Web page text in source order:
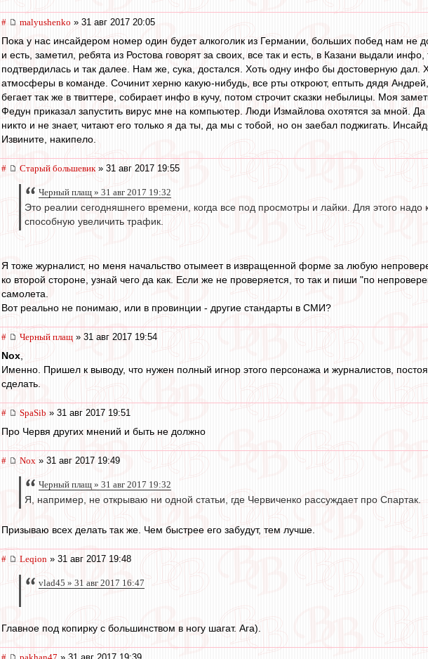
# malyushenko » 31 авг 2017 20:05
Пока у нас инсайдером номер один будет алкоголик из Германии, больших побед нам не
и есть, заметил, ребята из Ростова говорят за своих, все так и есть, в Казани выдали
подтвердилась и так далее. Нам же, сука, достался. Хоть одну инфо бы достоверную дал.
атмосферы в команде. Сочинит херню какую-нибудь, все рты откроют, ептыть дядя Андрей,
бегает так же в твиттере, собирает инфо в кучу, потом строчит сказки небылицы. Моя
Федун приказал запустить вирус мне на компьютер. Люди Измайлова охотятся за мной.
никто и не знает, читают его только я да ты, да мы с тобой, но он заебал поджигать.
Извините, накипело.
# Старый большевик » 31 авг 2017 19:55
Черный плащ » 31 авг 2017 19:32
Это реалии сегодняшнего времени, когда все под просмотры и лайки. Для этого
способную увеличить трафик.
Я тоже журналист, но меня начальство отымеет в извращенной форме за любую
ко второй стороне, узнай чего да как. Если же не проверяется, то так и пиши "по
самолета.
Вот реально не понимаю, или в провинции - другие стандарты в СМИ?
# Черный плащ » 31 авг 2017 19:54
Nox
Именно. Пришел к выводу, что нужен полный игнор этого персонажа и журналистов,
сделать.
# SpaSib » 31 авг 2017 19:51
Про Червя других мнений и быть не должно
# Nox » 31 авг 2017 19:49
Черный плащ » 31 авг 2017 19:32
Я, например, не открываю ни одной статьи, где Червиченко рассуждает про Спартак.
Призываю всех делать так же. Чем быстрее его забудут, тем лучше.
# Leqion » 31 авг 2017 19:48
vlad45 » 31 авг 2017 16:47
Главное под копирку с большинством в ногу шагат. Ага).